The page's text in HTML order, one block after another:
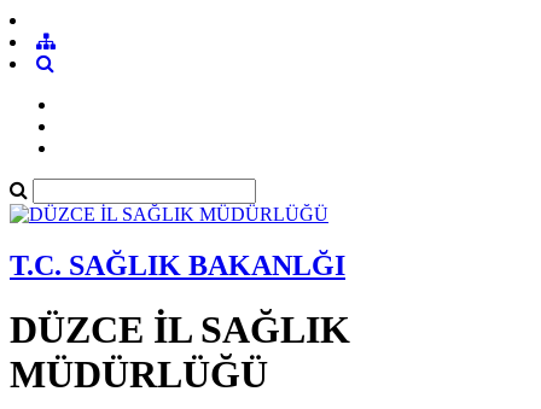
T.C. SAĞLIK BAKANLĞI
DÜZCE İL SAĞLIK
MÜDÜRLÜĞÜ